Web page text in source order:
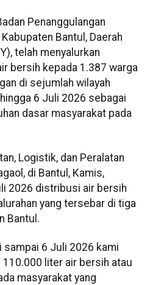
Penanggulangan
Bantul, Daerah
telah menyalurkan
bersih kepada 1.387 warga
di sejumlah wilayah
6 Juli 2026 sebagai
dasar masyarakat pada
Logistik, dan Peralatan
di Bantul, Kamis,
2026 distribusi air bersih
yang tersebar di tiga
Bantul.
sampai 6 Juli 2026 kami
liter air bersih atau
masyarakat yang